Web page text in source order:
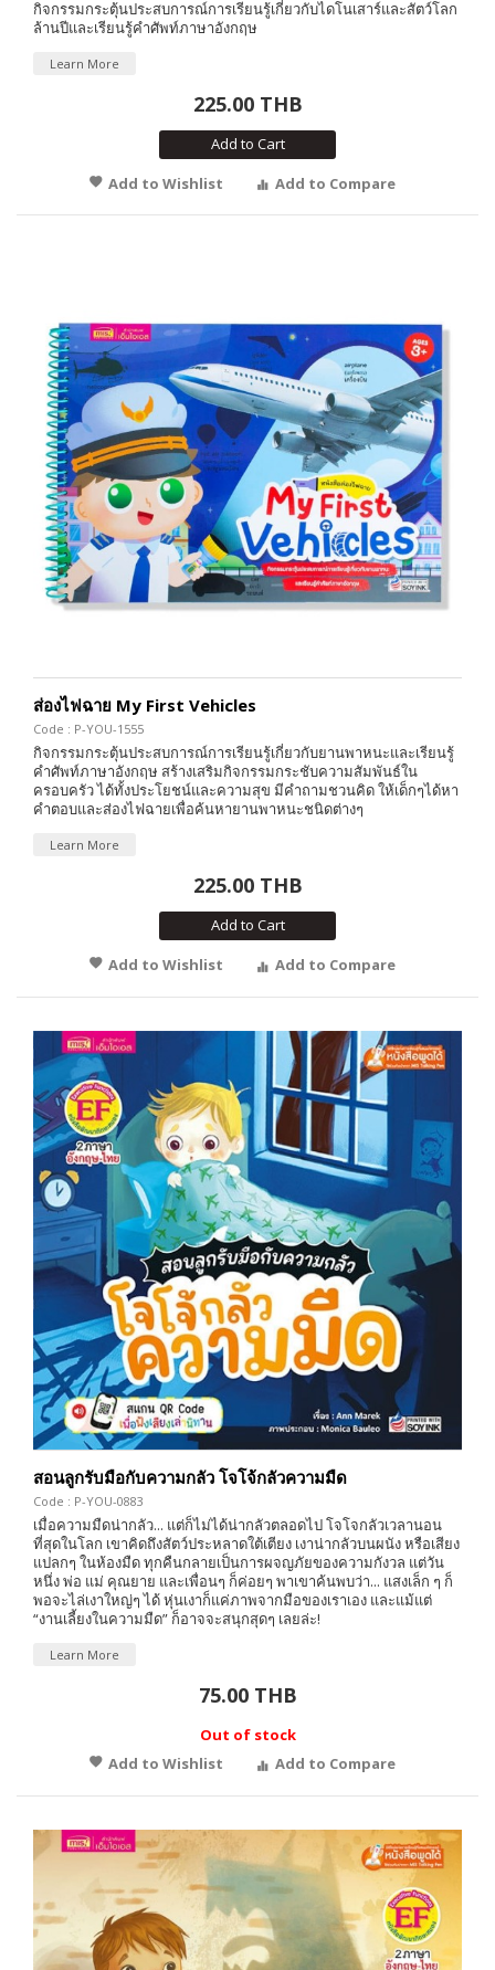
กิจกรรมกระตุ้นประสบการณ์การเรียนรู้เกี่ยวกับไดโนเสาร์และสัตว์โลก
ล้านปีและเรียนรู้คำศัพท์ภาษาอังกฤษ
Learn More
225.00 THB
Add to Cart
Add to Wishlist
Add to Compare
ส่องไฟฉาย My First Vehicles
Code : P-YOU-1555
กิจกรรมกระตุ้นประสบการณ์การเรียนรู้เกี่ยวกับยานพาหนะและเรียนรู้
คำศัพท์ภาษาอังกฤษ สร้างเสริมกิจกรรมกระชับความสัมพันธ์ใน
ครอบครัว ได้ทั้งประโยชน์และความสุข มีคำถามชวนคิด ให้เด็กๆได้หา
คำตอบและส่องไฟฉายเพื่อค้นหายานพาหนะชนิดต่างๆ
Learn More
225.00 THB
Add to Cart
Add to Wishlist
Add to Compare
สอนลูกรับมือกับความกลัว โจโจ้กลัวความมืด
Code : P-YOU-0883
เมื่อความมืดน่ากลัว... แต่ก็ไม่ได้น่ากลัวตลอดไป โจโจกลัวเวลานอน
ที่สุดในโลก เขาคิดถึงสัตว์ประหลาดใต้เตียง เงาน่ากลัวบนผนัง หรือเสียง
แปลกๆ ในห้องมืด ทุกคืนกลายเป็นการผจญภัยของความกังวล แต่วัน
หนึ่ง พ่อ แม่ คุณยาย และเพื่อนๆ ก็ค่อยๆ พาเขาค้นพบว่า... แสงเล็ก ๆ ก็
พอจะไล่เงาใหญ่ๆ ได้ หุ่นเงาก็แค่ภาพจากมือของเราเอง และแม้แต่
“งานเลี้ยงในความมืด” ก็อาจจะสนุกสุดๆ เลยล่ะ!
Learn More
75.00 THB
Out of stock
Add to Wishlist
Add to Compare